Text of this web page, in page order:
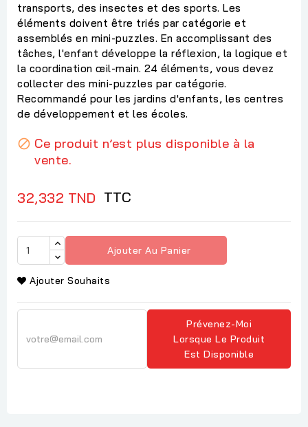
transports, des insectes et des sports. Les
éléments doivent être triés par catégorie et
assemblés en mini-puzzles. En accomplissant des
tâches, l'enfant développe la réflexion, la logique et
la coordination œil-main. 24 éléments, vous devez
collecter des mini-puzzles par catégorie.
Recommandé pour les jardins d'enfants, les centres
de développement et les écoles.
 Ce produit n’est plus disponible à la
vente.
32,332 TND TTC
Ajouter Au Panier
Ajouter Souhaits
Prévenez-Moi
Lorsque Le Produit
Est Disponible